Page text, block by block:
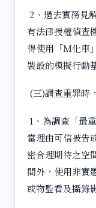
2、過去實務見
有法律授權偵查
得使用「Ｍ化車
裝設的模擬行動
(三)調查重罪時
1、為調查「最
當理由可信被告
密合理期待之空
間外，使用非實
或物監看及攝錄